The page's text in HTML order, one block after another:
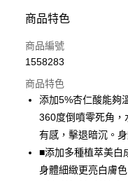
付款方式
信用卡一次付款
LINE Pay
Apple Pay
街口支付
悠遊付
商品特色
商品編號
1558283
商品特色
添加5%杏仁酸能夠
360度倒噴零死角，
有感，擊退暗沉。
■添加多種植萃美白
身體細緻更亮白膚色